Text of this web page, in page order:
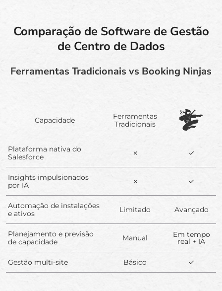
Comparação de Software de Gestão
de Centro de Dados
Ferramentas Tradicionais vs Booking Ninjas
Capacidade
Ferramentas
Tradicionais
Plataforma nativa do
Salesforce
✗ ✓
Insights impulsionados
por IA
✗ ✓
Automação de instalações
e ativos
Limitado Avançado
Planejamento e previsão
de capacidade
Manual Em tempo
real + IA
Gestão multi-site Básico ✓